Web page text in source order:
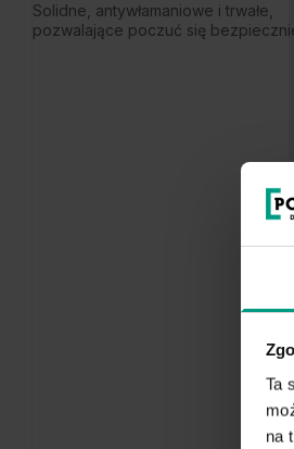
Ta
na
Solidne, antywłamaniowe i trwałe,
pozwalające poczuć się